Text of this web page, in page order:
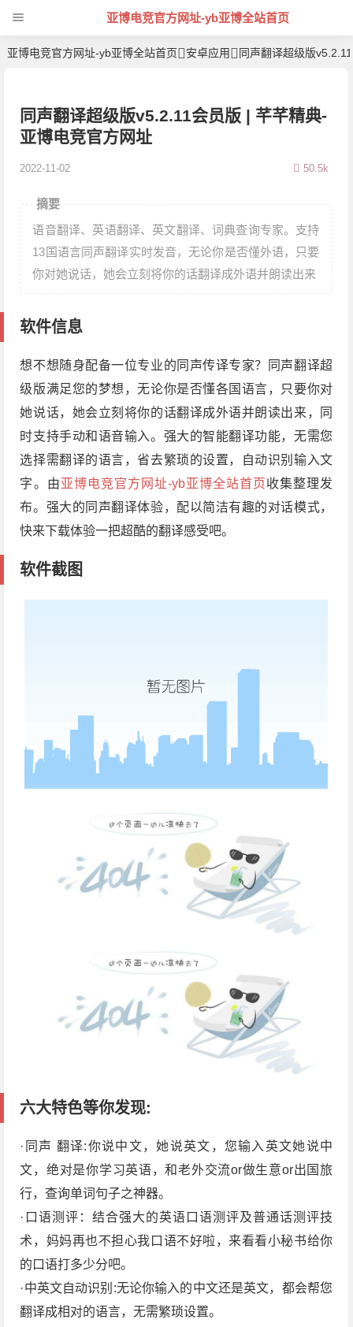
亚博电竞官方网址-yb亚博全站首页
亚博电竞官方网址-yb亚博全站首页 安卓应用 同声翻译超级版
同声翻译超级版v5.2.11会员版 | 芊芊精典-
亚博电竞官方网址
2022-11-02 50.5k
摘要
语音翻译、英语翻译、英文翻译、词典查询专家。支持
13国语言同声翻译实时发音，无论你是否懂外语，只要
你对她说话，她会立刻将你的话翻译成外语并朗读出来
软件信息
想不想随身配备一位专业的同声传译专家？同声翻译超
级版满足您的梦想，无论你是否懂各国语言，只要你对
她说话，她会立刻将你的话翻译成外语并朗读出来，同
时支持手动和语音输入。强大的智能翻译功能，无需您
选择需翻译的语言，省去繁琐的设置，自动识别输入文
字。由亚博电竞官方网址-yb亚博全站首页 收集整理发
布。强大的同声翻译体验，配以简洁有趣的对话模式，
快来下载体验一把超酷的翻译感受吧。
软件截图
六大特色等你发现:
·同声 翻译:你说中文，她说英文，您输入英文她说中
文，绝对是你学习英语，和老外交流or做生意or出国旅
行，查询单词句子之神器。
·口语测评：结合强大的英语口语测评及普通话测评技
术，妈妈再也不担心我口语不好啦，来看看小秘书给你
的口语打多少分吧。
·中英文自动识别:无论你输入的中文还是英文，都会帮您
翻译成相对的语言，无需繁琐设置。